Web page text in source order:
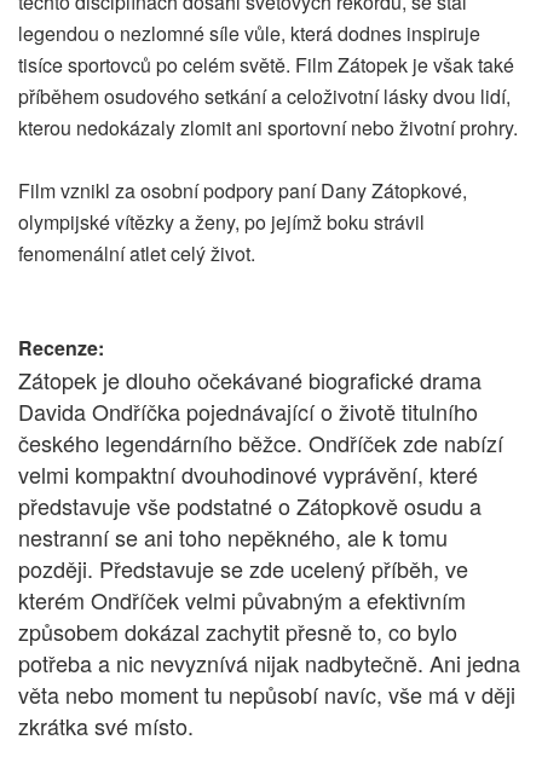
legendou o nezlomné síle vůle, která dodnes inspiruje
tisíce sportovců po celém světě. Film Zátopek je však také
příběhem osudového setkání a celoživotní lásky dvou lidí,
kterou nedokázaly zlomit ani sportovní nebo životní prohry.
Film vznikl za osobní podpory paní Dany Zátopkové,
olympijské vítězky a ženy, po jejímž boku strávil
fenomenální atlet celý život.
Recenze:
Zátopek je dlouho očekávané biografické drama
Davida Ondříčka pojednávající o životě titulního
českého legendárního běžce. Ondříček zde nabízí
velmi kompaktní dvouhodinové vyprávění, které
představuje vše podstatné o Zátopkově osudu a
nestranní se ani toho nepěkného, ale k tomu
později. Představuje se zde ucelený příběh, ve
kterém Ondříček velmi půvabným a efektivním
způsobem dokázal zachytit přesně to, co bylo
potřeba a nic nevyznívá nijak nadbytečně. Ani jedna
věta nebo moment tu nepůsobí navíc, vše má v ději
zkrátka své místo.